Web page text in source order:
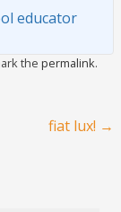
educator
the permalink.
fiat lux! →